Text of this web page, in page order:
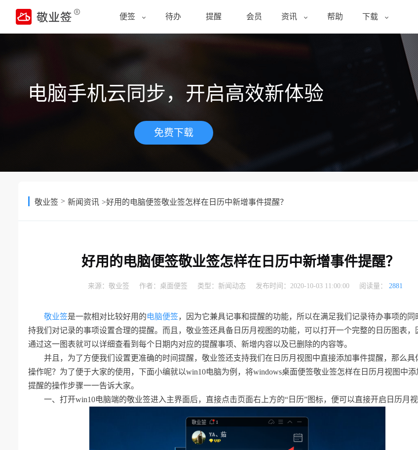
便签 待办 提醒 会员 资讯 帮助 下载
电脑手机云同步，开启高效新体验
免费下载
敬业签 > 新闻资讯 >好用的电脑便签敬业签怎样在日历中新增事件提醒？
好用的电脑便签敬业签怎样在日历中新增事件提醒？
来源： 敬业签 作者： 桌面便签 类型： 新闻动态 发布时间：2020-10-03 11:00:00 阅读量： 2881
敬业签是一款相对比较好用的电脑便签，因为它兼具记事和提醒的功能，所以在满足我们记录待办事项的同
持我们对记录的事项设置合理的提醒。而且，敬业签还具备日历月视图的功能，可以打开一个完整的日历图表，
通过这一图表就可以详细查看到每个日期内对应的提醒事项、新增内容以及已删除的内容等。
并且，为了方便我们设置更准确的时间提醒，敬业签还支持我们在日历月视图中直接添加事件提醒，那么具
操作呢？为了便于大家的使用，下面小编就以win10电脑为例，将windows桌面便签敬业签怎样在日历月视图中添
提醒的操作步骤一一告诉大家。
一、 打开win10电脑端的敬业签进入主界面后，直接点击页面右上方的“日历”图标，便可以直接开启日历月视